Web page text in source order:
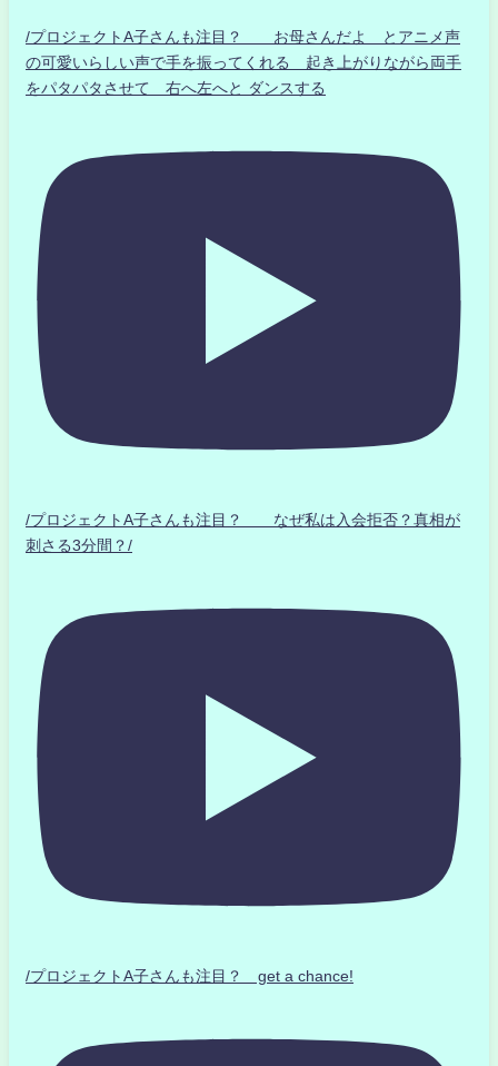
/プロジェクトA子さんも注目？ お母さんだよ とアニメ声
の可愛いらしい声で手を振ってくれる 起き上がりながら両手
をパタパタさせて 右へ左へと ダンスする
/プロジェクトA子さんも注目？ なぜ私は入会拒否？真相が
刺さる3分間？/
/プロジェクトA子さんも注目？ get a chance!